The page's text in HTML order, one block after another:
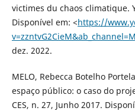
victimes du chaos climatique.
Disponível em: <https://
dez. 2022.
MELO, Rebecca Botelho
espaço público: o caso do
CES, n. 27, Junho 2017.